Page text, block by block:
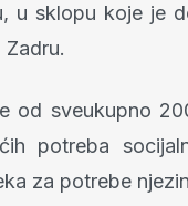
u sklopu koje je
od sveukupno
potreba
za potrebe